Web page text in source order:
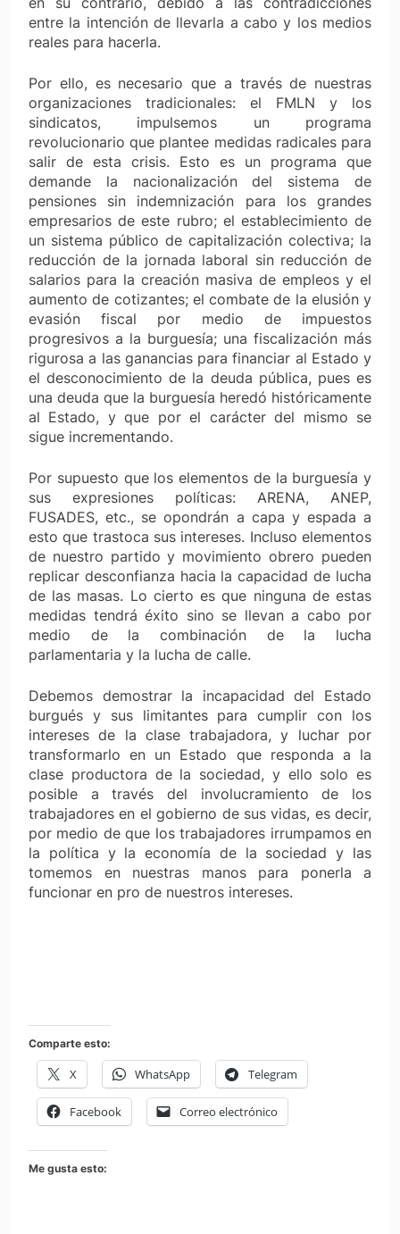
entre la intención de llevarla a cabo y los medios
reales para hacerla.
Por ello, es necesario que a través de nuestras
organizaciones tradicionales: el FMLN y los
sindicatos, impulsemos un programa
revolucionario que plantee medidas radicales para
salir de esta crisis. Esto es un programa que
demande la nacionalización del sistema de
pensiones sin indemnización para los grandes
empresarios de este rubro; el establecimiento de
un sistema público de capitalización colectiva; la
reducción de la jornada laboral sin reducción de
salarios para la creación masiva de empleos y el
aumento de cotizantes; el combate de la elusión y
evasión fiscal por medio de impuestos
progresivos a la burguesía; una fiscalización más
rigurosa a las ganancias para financiar al Estado y
el desconocimiento de la deuda pública, pues es
una deuda que la burguesía heredó históricamente
al Estado, y que por el carácter del mismo se
sigue incrementando.
Por supuesto que los elementos de la burguesía y
sus expresiones políticas: ARENA, ANEP,
FUSADES, etc., se opondrán a capa y espada a
esto que trastoca sus intereses. Incluso elementos
de nuestro partido y movimiento obrero pueden
replicar desconfianza hacia la capacidad de lucha
de las masas. Lo cierto es que ninguna de estas
medidas tendrá éxito sino se llevan a cabo por
medio de la combinación de la lucha
parlamentaria y la lucha de calle.
Debemos demostrar la incapacidad del Estado
burgués y sus limitantes para cumplir con los
intereses de la clase trabajadora, y luchar por
transformarlo en un Estado que responda a la
clase productora de la sociedad, y ello solo es
posible a través del involucramiento de los
trabajadores en el gobierno de sus vidas, es decir,
por medio de que los trabajadores irrumpamos en
la política y la economía de la sociedad y las
tomemos en nuestras manos para ponerla a
funcionar en pro de nuestros intereses.
Comparte esto:
X WhatsApp Telegram
Facebook Correo electrónico
Me gusta esto: